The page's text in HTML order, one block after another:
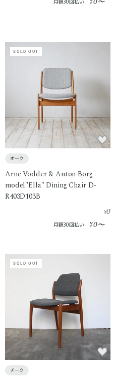
SOLD OUT
オーク
Arne Vodder & Anton Borg
model"Ella" Dining Chair D-
R403D103B
¥0
月額30回払い ¥0〜
SOLD OUT
チーク